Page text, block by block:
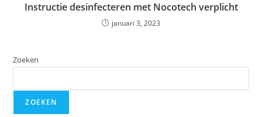
Instructie desinfecteren met Nocotech verplicht
januari 3, 2023
Zoeken
ZOEKEN